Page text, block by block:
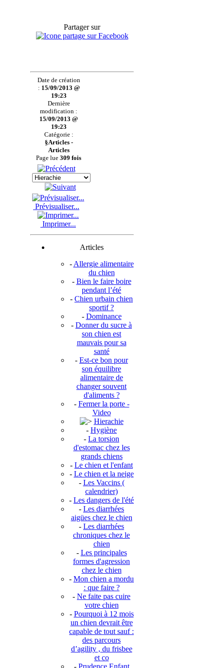
Partager sur
Date de création
: 15/09/2013 @
19:23
Dernière
modification :
15/09/2013 @
19:23
Catégorie :
§Articles -
Articles
Page lue309 fois
Prévisualiser...
Imprimer...
Articles
- Allergie alimentaire
du chien
- Bien le faire boire
pendant l’été
- Chien urbain chien
sportif ?
- Dominance
- Donner du sucre à
son chien est
mauvais pour sa
santé
- Est-ce bon pour
son équilibre
alimentaire de
changer souvent
d'aliments ?
- Fermer la porte -
Video
Hierachie
- Hygiène
- La torsion
d'estomac chez les
grands chiens
- Le chien et l'enfant
- Le chien et la neige
- Les Vaccins (
calendrier)
- Les dangers de l'été
- Les diarrhées
aigües chez le chien
- Les diarrhées
chroniques chez le
chien
- Les principales
formes d'agression
chez le chien
- Mon chien a mordu
: que faire ?
- Ne faite pas cuire
votre chien
- Pourquoi à 12 mois
un chien devrait être
capable de tout sauf :
des parcours
d’agility , du frisbee
et co